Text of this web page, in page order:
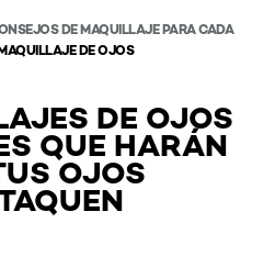
DE MAQUILLAJE PARA CADA
DE OJOS
DE OJOS
QUE HARÁN
OJOS